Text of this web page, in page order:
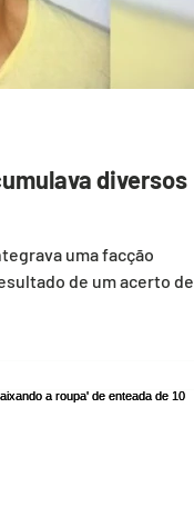
diversos
uma facção
de um acerto de